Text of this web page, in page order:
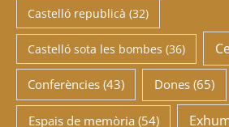
Castelló republicà (32)
Castelló sota les bombes (36)
Conferències (43) Dones(65)
Espais de memòria (54)